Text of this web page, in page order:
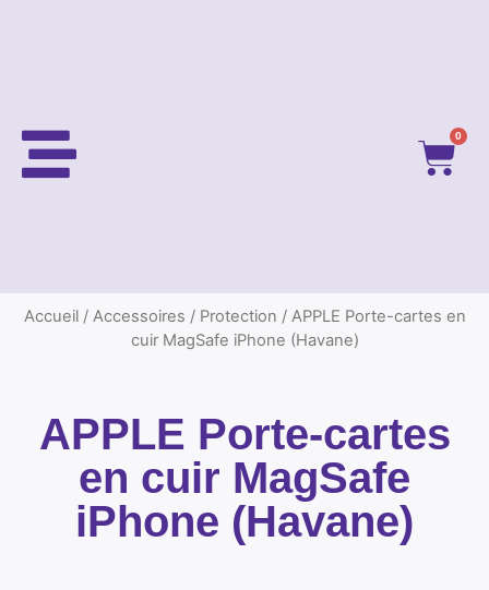
0
Accueil/ Accessoires / Protection / APPLE Porte-cartes en
cuir MagSafe iPhone (Havane)
APPLE Porte-cartes
en cuir MagSafe
iPhone (Havane)